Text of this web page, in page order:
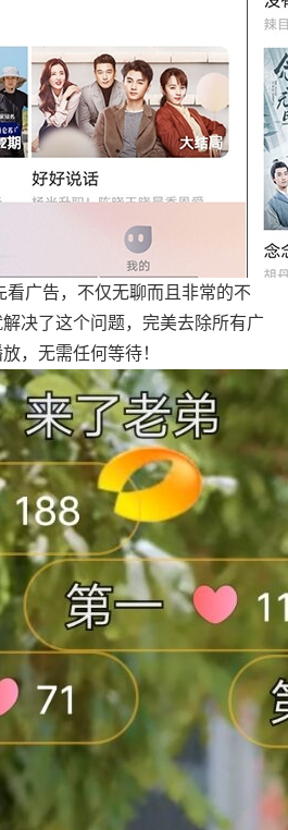
广告，不仅无聊而且非常的不
决了这个问题，完美去除所有广
，无需任何等待！